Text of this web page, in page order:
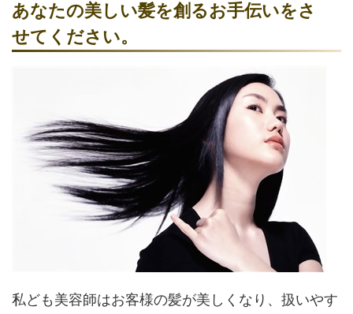
あなたの美しい髪を創るお手伝いをさ
せてください。
私ども美容師はお客様の髪が美しくなり、扱いやす